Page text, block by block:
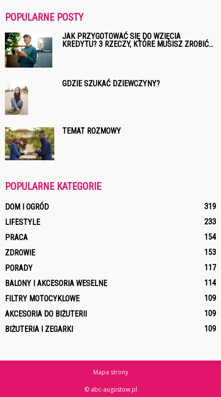
POPULARNE POSTY
JAK PRZYGOTOWAĆ SIĘ DO WZIĘCIA
KREDYTU? 3 RZECZY, KTÓRE MUSISZ ZROBIĆ...
GDZIE SZUKAĆ DZIEWCZYNY?
TEMAT ROZMOWY
POPULARNE KATEGORIE
DOM I OGRÓD
319
LIFESTYLE
233
PRACA
154
ZDROWIE
153
PORADY
117
BALONY I AKCESORIA WESELNE
114
FILTRY MOTOCYKLOWE
109
AKCESORIA DO BIŻUTERII
109
BIŻUTERIA I ZEGARKI
109
Mapa strony
© abc-augustow.pl